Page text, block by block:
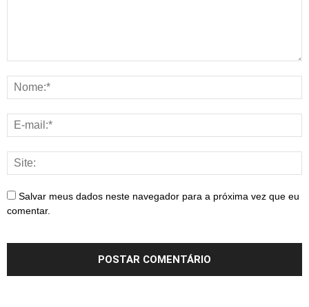
Salvar meus dados neste navegador para a próxima vez que eu
comentar.